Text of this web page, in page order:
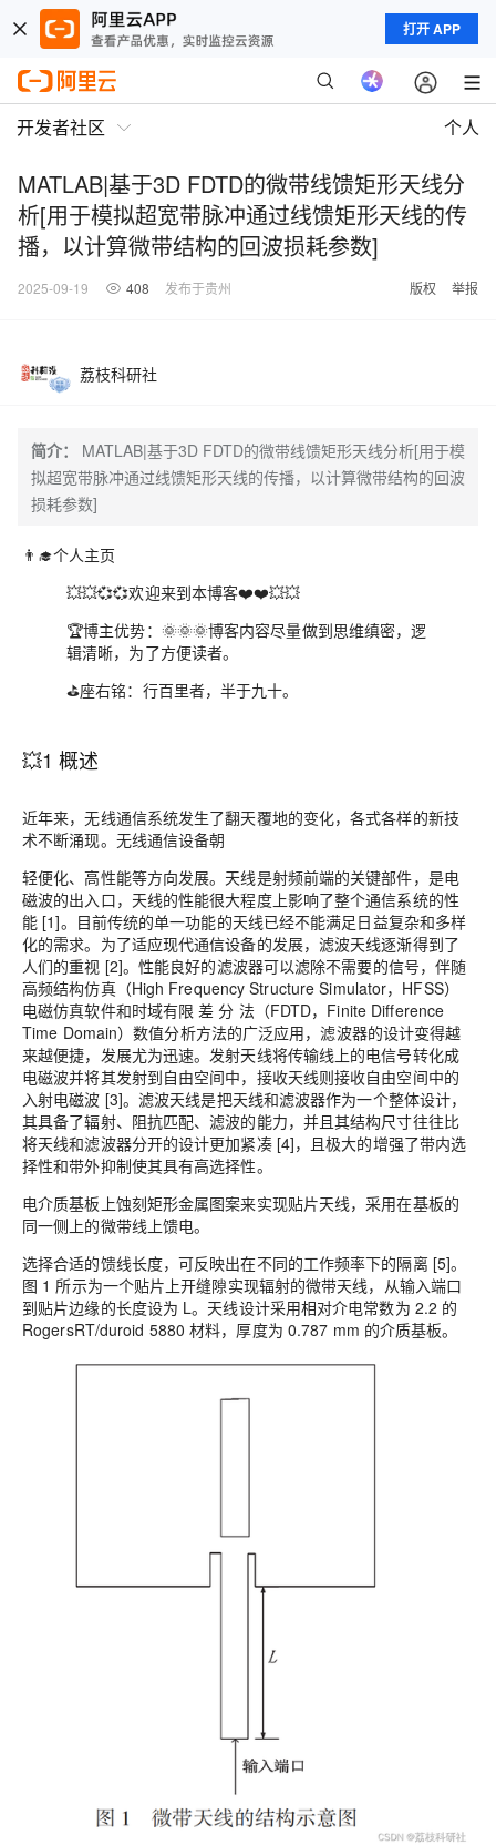
打开 APP
开发者社区 个人
MATLAB|基于3D FDTD的微带线馈矩形天线分
析[用于模拟超宽带脉冲通过线馈矩形天线的传
播，以计算微带结构的回波损耗参数]
2025-09-19 408 发布于贵州 版权 举报
荔枝科研社
简介：
MATLAB|基于3D FDTD的微带线馈矩形天线分析[用于模
拟超宽带脉冲通过线馈矩形天线的传播，以计算微带结构的回波
损耗参数]
👨‍🎓个人主页
💥💥💞💞欢迎来到本博客❤️❤️💥💥
🏆博主优势： 🌞🌞🌞博客内容尽量做到思维缜密，逻
辑清晰，为了方便读者。
⛳️座右铭： 行百里者，半于九十。
💥1 概述
近年来，无线通信系统发生了翻天覆地的变化，各式各样的新技
术不断涌现。无线通信设备朝
轻便化、高性能等方向发展。天线是射频前端的关键部件，是电
磁波的出入口，天线的性能很大程度上影响了整个通信系统的性
能 [1]。目前传统的单一功能的天线已经不能满足日益复杂和多样
化的需求。为了适应现代通信设备的发展，滤波天线逐渐得到了
人们的重视 [2]。性能良好的滤波器可以滤除不需要的信号，伴随
高频结构仿真（High Frequency Structure Simulator，HFSS）
电磁仿真软件和时域有限 差 分 法（FDTD，Finite Difference
Time Domain）数值分析方法的广泛应用，滤波器的设计变得越
来越便捷，发展尤为迅速。发射天线将传输线上的电信号转化成
电磁波并将其发射到自由空间中，接收天线则接收自由空间中的
入射电磁波 [3]。滤波天线是把天线和滤波器作为一个整体设计，
其具备了辐射、阻抗匹配、滤波的能力，并且其结构尺寸往往比
将天线和滤波器分开的设计更加紧凑 [4]，且极大的增强了带内选
择性和带外抑制使其具有高选择性。
电介质基板上蚀刻矩形金属图案来实现贴片天线，采用在基板的
同一侧上的微带线上馈电。
选择合适的馈线长度，可反映出在不同的工作频率下的隔离 [5]。
图 1 所示为一个贴片上开缝隙实现辐射的微带天线，从输入端口
到贴片边缘的长度设为 L。天线设计采用相对介电常数为 2.2 的
RogersRT/duroid 5880 材料，厚度为 0.787 mm 的介质基板。